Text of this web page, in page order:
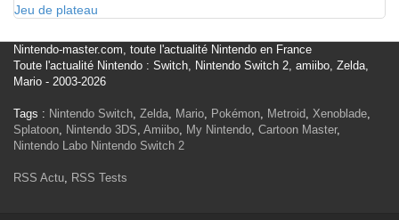
Jeu de plateau
Nintendo-master.com, toute l'actualité Nintendo en France
Toute l'actualité Nintendo : Switch, Nintendo Switch 2, amiibo, Zelda,
Mario - 2003-2026
Tags : Nintendo Switch, Zelda, Mario, Pokémon, Metroid, Xenoblade,
Splatoon, Nintendo 3DS, Amiibo, My Nintendo, Cartoon Master,
Nintendo Labo Nintendo Switch 2
RSS Actu, RSS Tests